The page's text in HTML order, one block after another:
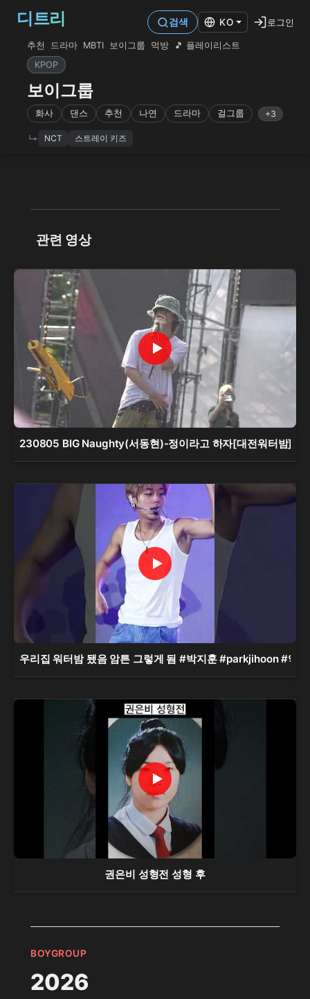
디트리
추천 드라마 MBTI 보이그룹 먹방
🎵 플레이리스트
KPOP
보이그룹
화사 댄스 추천 나연 드라마 걸그룹 +3
NCT 스트레이 키즈
검색 KO 로그인
관련 영상
230805 BIG Naughty(서동현)-정이라고 하자[대전워터밤]
우리집 워터밤 됐음 암튼 그렇게 됨 #박지훈 #parkjihoon #약
권은비 성형전 성형 후
BOYGROUP
2026